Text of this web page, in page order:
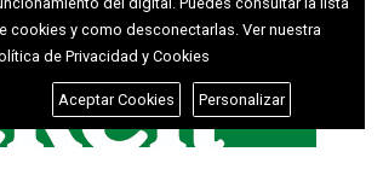
cookies y como desconectarlas. Ver nuestra
de Privacidad y Cookies
Aceptar Cookies Personalizar